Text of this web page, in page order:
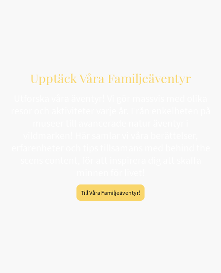
Upptäck Våra Familjeäventyr
Till Våra Familjeäventyr!